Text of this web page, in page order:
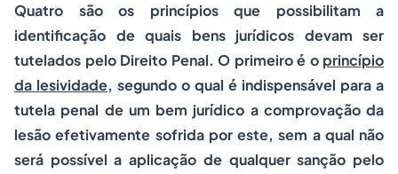
Quatro são os princípios que possibilitam a
identificação de quais bens jurídicos devam ser
tutelados pelo Direito Penal. O primeiro é o princípio
da lesividade, segundo o qual é indispensável para a
tutela penal de um bem jurídico a comprovação da
lesão efetivamente sofrida por este, sem a qual não
será possível a aplicação de qualquer sanção pelo